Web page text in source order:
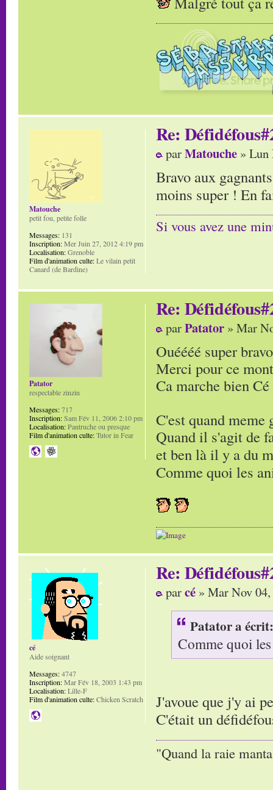
Re:
parMatouche » Lun
Bravo aux
moins super ! En
Si vous avez une
Matouche
petit fou, petite folle
Messages: 131
Inscription:Mer Juin 27, 2012 4:19 pm
Localisation:Grenoble
Film d'animation culte:Le vilain petit
Canard (de Bardine)
Re:
parPatator » Mar
Ouéééé super
Merci pour ce
Ca marche bien
C'est quand
Quand il s'agit de
et ben là il y a du
Comme quoi les
Patator
respectable zinzin
Messages:717
Inscription:Sam Fév 11, 2006 2:10 pm
Localisation:Pantruche ou presque
Film d'animation culte:Tutor in Fear
Re:
parcé » Mar Nov
Patator a écrit:
Comme quoi
J'avoue que j'y ai
C'était un
"Quand la raie
cé
Aide soignant
Messages:4747
Inscription:Mar Fév 18, 2003 1:43 pm
Localisation:Lille-F
Film d'animation culte:Chicken Scratch